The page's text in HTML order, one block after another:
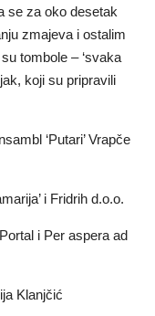
se za oko desetak
zmajeva i ostalim
tombole – ‘svaka
koji su pripravili
‘Putari’ Vrapče
i Fridrih d.o.o.
i Per aspera ad
Klanjčić